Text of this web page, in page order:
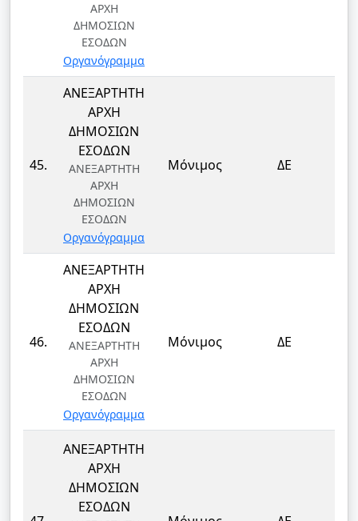
ΑΡΧΗ
ΔΗΜΟΣΙΩΝ
ΕΣΟΔΩΝ
Οργανόγραμμα
45.
ΑΝΕΞΑΡΤΗΤΗ
ΑΡΧΗ
ΔΗΜΟΣΙΩΝ
ΕΣΟΔΩΝ
ΑΝΕΞΑΡΤΗΤΗ
ΑΡΧΗ
ΔΗΜΟΣΙΩΝ
ΕΣΟΔΩΝ
Οργανόγραμμα
Μόνιμος ΔΕ
46.
ΑΝΕΞΑΡΤΗΤΗ
ΑΡΧΗ
ΔΗΜΟΣΙΩΝ
ΕΣΟΔΩΝ
ΑΝΕΞΑΡΤΗΤΗ
ΑΡΧΗ
ΔΗΜΟΣΙΩΝ
ΕΣΟΔΩΝ
Οργανόγραμμα
Μόνιμος ΔΕ
ΑΝΕΞΑΡΤΗΤΗ
ΑΡΧΗ
ΔΗΜΟΣΙΩΝ
ΕΣΟΔΩΝ